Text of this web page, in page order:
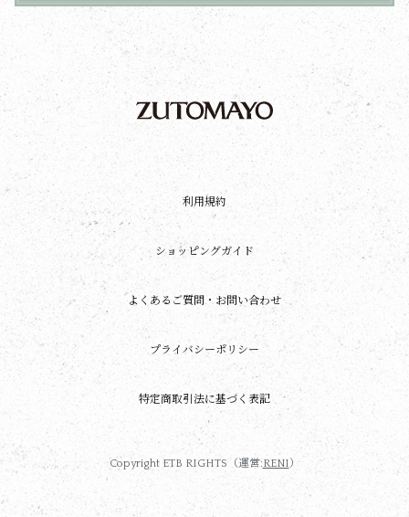
利用規約
ショッピングガイド
よくあるご質問・お問い合わせ
プライバシーポリシー
特定商取引法に基づく表記
Copyright ETB RIGHTS（運営:RENI）